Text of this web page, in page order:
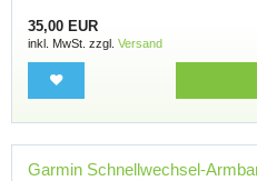
35,00 EUR
inkl. MwSt. zzgl. Versand
Garmin Schnellwechsel-